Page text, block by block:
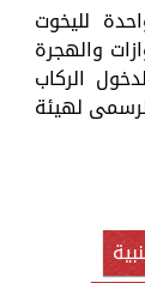
لليخوت
والهجرة
الركاب
لهيئة